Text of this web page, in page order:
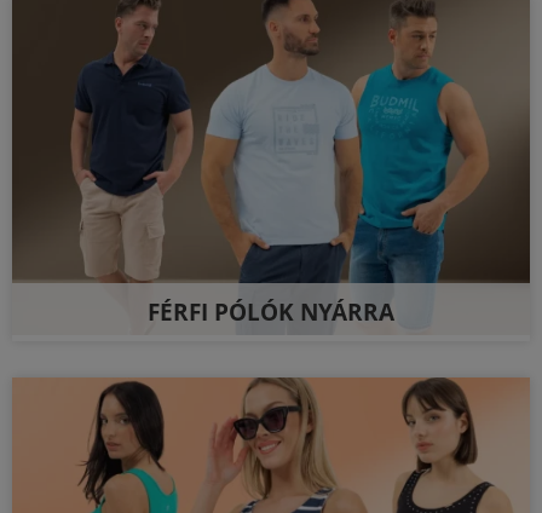
FÉRFI PÓLÓK NYÁRRA